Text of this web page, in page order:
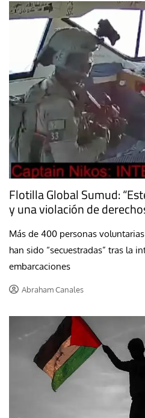
Flotilla Global Sumud:
y una violación de
Más de 400 personas
han sido “secuestradas” tras la
embarcaciones
Abraham Canales